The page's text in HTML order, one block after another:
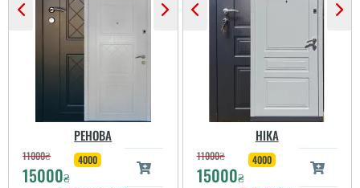
РЕНОВА
11000₴
15000₴
4000
НІКА
11000₴
15000₴
4000